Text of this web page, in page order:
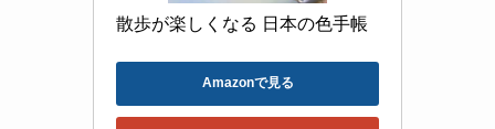
散歩が楽しくなる 日本の色手帳
Amazonで見る